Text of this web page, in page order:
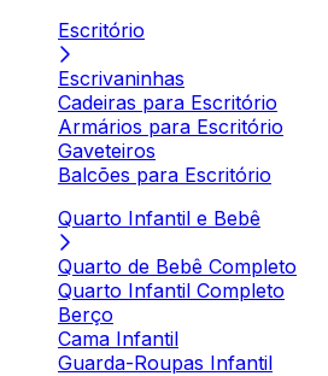
Escritório
Escrivaninhas
Cadeiras para Escritório
Armários para Escritório
Gaveteiros
Balcões para Escritório
Quarto Infantil e Bebê
Quarto de Bebê Completo
Quarto Infantil Completo
Berço
Cama Infantil
Guarda-Roupas Infantil